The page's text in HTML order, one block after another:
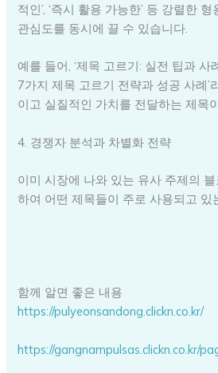
적인’, ‘즉시 활용 가능한’ 등 강렬한
관심도를 동시에 끌 수 있습니다.
예를 들어, ‘제목 고르기: 실전 팁과 사
7가지 제목 고르기 전략과 성공 사례’
이고 실질적인 가치를 전달하는 제목
4. 경쟁자 분석과 차별화 전략
이미 시장에 나와 있는 유사 주제의
하여 어떤 제목들이 주로 사용되고 있
함께 알면 좋은 내용
https://pulyeonsandong.clickn.co.kr/
https://gangnampulsas.clickn.co.kr/